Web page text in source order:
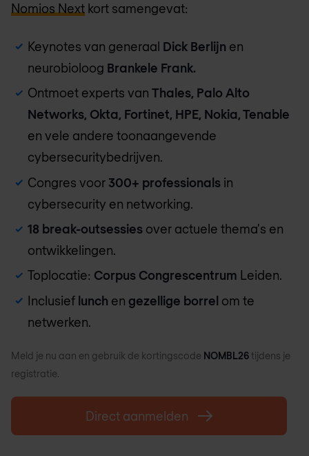
Nomios Next kort samengevat:
Keynotes van generaal Dick Berlijn en
neurobioloog Brankele Frank.
Ontmoet experts van Thales, Palo Alto
Networks, Okta, Fortinet, HPE, Nokia, Tenable
en vele andere toonaangevende
cybersecuritybedrijven.
Congres voor 300+ professionals in
cybersecurity en networking.
18 break-outsessies over actuele thema's en
ontwikkelingen.
Toplocatie: Corpus Congrescentrum Leiden.
Inclusief lunch en gezellige borrel om te
netwerken.
Meld je nu aan en gebruik de kortingscode NOMBL26tijdens je
registratie.
Direct aanmelden